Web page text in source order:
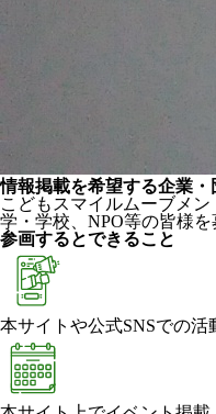
情報掲載を希望する企業・
こどもスマイルムーブメ
学・学校、NPO等の皆様を
参画するとできること
本サイトや公式SNSでの活